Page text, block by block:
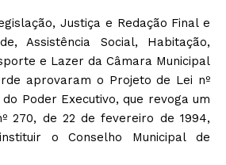
Justiça e Redação Final e
Assistência Social, Habitação,
e Lazer da Câmara Municipal
aprovaram o Projeto de Lei nº
Poder Executivo, que revoga um
270, de 22 de fevereiro de 1994,
o Conselho Municipal de